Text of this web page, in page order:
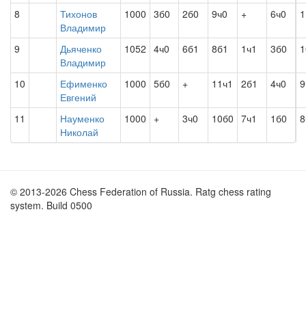
8
Тихонов
Владимир
1000 3б0 2б0 9ч0 + 6ч0
9
Дьяченко
Владимир
1052 4ч0 6б1 8б1 1ч1 3б0
10
Ефименко
Евгений
1000 5б0 + 11ч1 2б1 4ч0
11
Науменко
Николай
1000 + 3ч0 10б0 7ч1 1б0
© 2013-2026 Chess Federation of Russia. Ratg chess rating
system. Build 0500